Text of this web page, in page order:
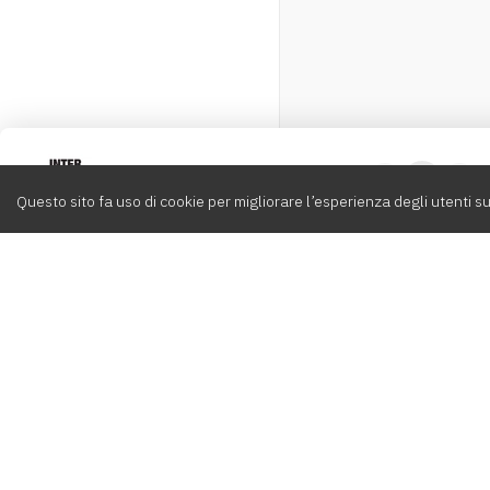
Questo sito fa uso di cookie per migliorare l’esperienza degli utenti